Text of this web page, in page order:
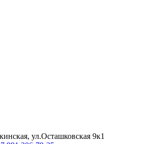
ул.Осташковская 9к1